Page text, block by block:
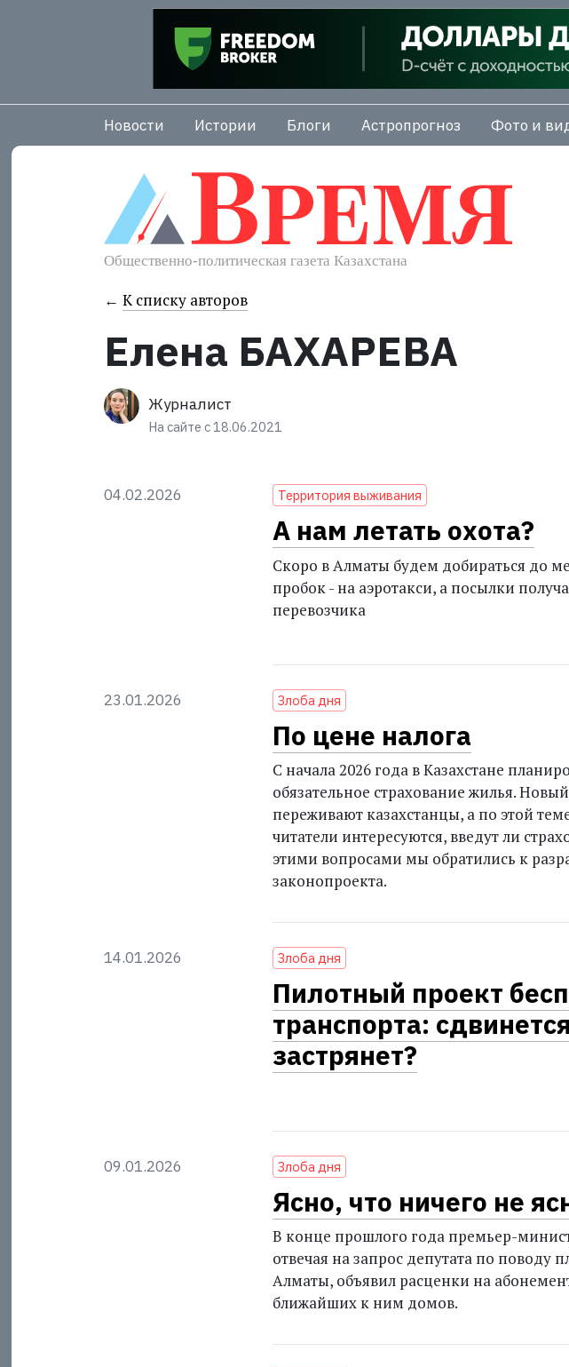
Новости Истории Блоги Астропрогноз Фото и
← К списку авторов
Елена БАХАРЕВА
Журналист
На сайте с 18.06.2021
04.02.2026 Территория выживания
А нам летать охота?
Скоро в Алматы будем добираться до
пробок - на аэротакси, а посылки
перевозчика
23.01.2026 Злоба дня
По цене налога
С начала 2026 года в Казахстане
обязательное страхование жилья.
переживают казахстанцы, а по этой
читатели интересуются, введут ли
этими вопросами мы обратились к
законопроекта.
14.01.2026 Злоба дня
Пилотный проект
транспорта:
застрянет?
09.01.2026 Злоба дня
Ясно, что ничего не
В конце прошлого года премьер-
отвечая на запрос депутата по поводу
Алматы, объявил расценки на
ближайших к ним домов.